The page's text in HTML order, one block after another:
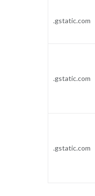
.gstatic.com
.gstatic.com
.gstatic.com